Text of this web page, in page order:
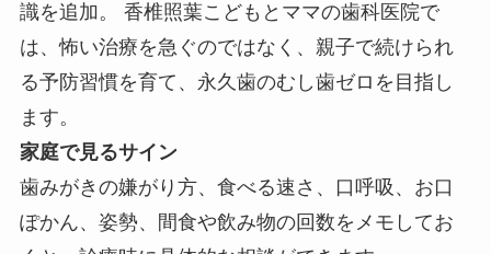
識を追加。 香椎照葉こどもとママの歯科医院で
は、怖い治療を急ぐのではなく、親子で続けられ
る予防習慣を育て、永久歯のむし歯ゼロを目指し
ます。
家庭で見るサイン
歯みがきの嫌がり方、食べる速さ、口呼吸、お口
ぽかん、姿勢、間食や飲み物の回数をメモしてお